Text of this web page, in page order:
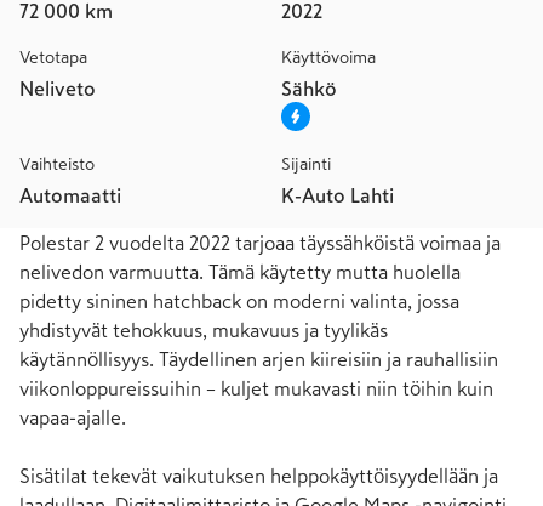
72 000 km 2022
Vetotapa
Neliveto
Käyttövoima
Sähkö
Vaihteisto
Automaatti
Sijainti
K-Auto Lahti
Polestar 2 vuodelta 2022 tarjoaa täyssähköistä voimaa ja
nelivedon varmuutta. Tämä käytetty mutta huolella
pidetty sininen hatchback on moderni valinta, jossa
yhdistyvät tehokkuus, mukavuus ja tyylikäs
käytännöllisyys. Täydellinen arjen kiireisiin ja rauhallisiin
viikonloppureissuihin – kuljet mukavasti niin töihin kuin
vapaa-ajalle.
Sisätilat tekevät vaikutuksen helppokäyttöisyydellään ja